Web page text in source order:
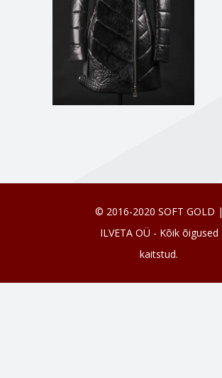
© 2016-2020 SOFT GOLD |
ILVETA OÜ - Kõik õigused
kaitstud.